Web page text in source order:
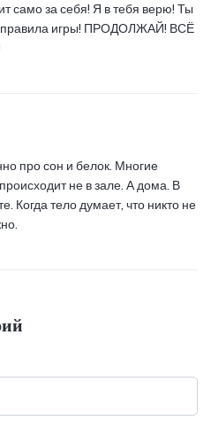
само за себя! Я в тебя верю! Ты
правила игры! ПРОДОЛЖАЙ! ВСЁ
про сон и белок. Многие
не в зале. А дома. В
Когда тело думает, что никто не